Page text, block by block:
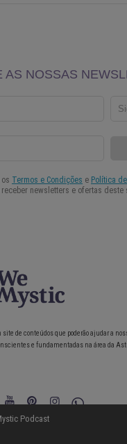
Podcast
site de conteúdos que poderão ajudar a
e fundamentadas na área da
Podcast